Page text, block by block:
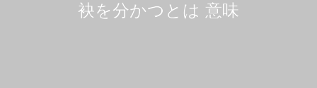
袂を分かつとは 意味